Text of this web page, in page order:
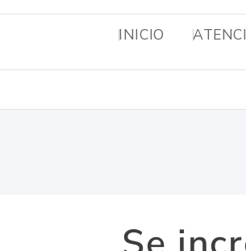
INICIO